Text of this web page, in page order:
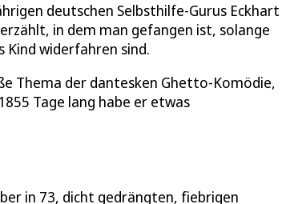
deutschen Selbsthilfe-Gurus Eckhart
in dem man gefangen ist, solange
Kind widerfahren sind.
Thema der dantesken Ghetto-Komödie,
Tage lang habe er etwas
in 73, dicht gedrängten, fiebrigen